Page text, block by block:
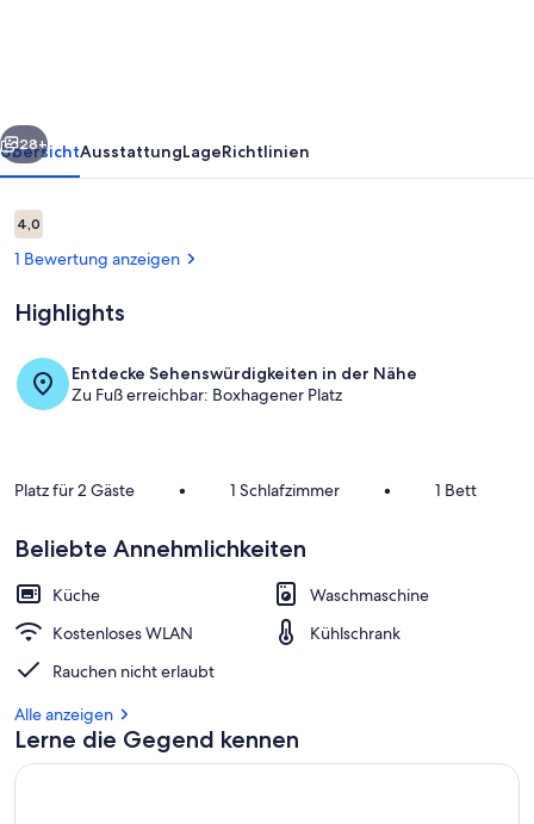
Friedrichshain
Wohnbereich
Weiter
28+
ÜbersichtAusstattungLageRichtlinien
Bewertungen
4,04,0 von 10.
1 Bewertung anzeigen
Highlights
Entdecke Sehenswürdigkeiten in der Nähe
Zu Fuß erreichbar: Boxhagener Platz
Platz für 2 Gäste • 1 Schlafzimmer • 1 Bett
Beliebte Annehmlichkeiten
Küche
Waschmaschine
Kostenloses WLAN
Kühlschrank
Rauchen nicht erlaubt
Alle anzeigen
Lerne die Gegend kennen